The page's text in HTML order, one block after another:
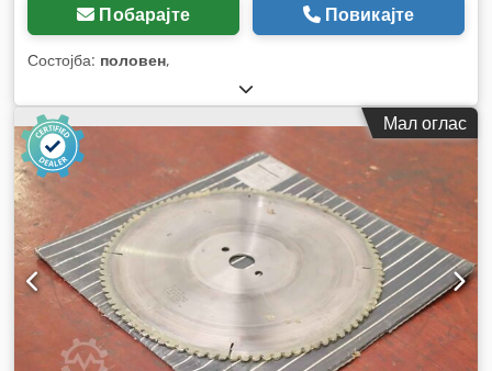
Побарајте Повикајте
Состојба: половен,
Мал оглас